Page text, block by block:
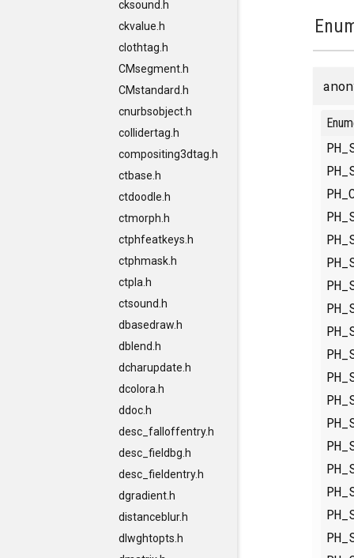
cksound.h
ckvalue.h
clothtag.h
CMsegment.h
CMstandard.h
cnurbsobject.h
collidertag.h
compositing3dtag.h
ctbase.h
ctdoodle.h
ctmorph.h
ctphfeatkeys.h
ctphmask.h
ctpla.h
ctsound.h
dbasedraw.h
dblend.h
dcharupdate.h
dcolora.h
ddoc.h
desc_falloffentry.h
desc_fieldbg.h
desc_fieldentry.h
dgradient.h
distanceblur.h
dlwghtopts.h